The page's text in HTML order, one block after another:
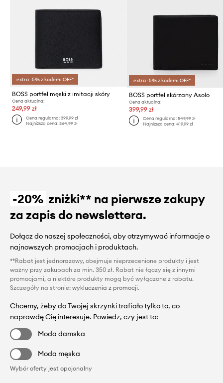
extra -5% z kodem: OFF*
BOSS portfel męski z imitacji skóry
Cena aktualna:
249,99 zł
Cena regularna:399,99 zł
Najniższa cena:264,99 zł
extra -5% z kodem: OFF*
BOSS portfel skórzany Asolo
Cena aktualna:
399,99 zł
Cena regularna: 549,99 zł
Najniższa cena: 419,99 zł
-20% zniżki** na pierwsze zakupy
za zapis do newslettera.
Dołącz do naszej społeczności, aby otrzymywać informacje o
najnowszych promocjach i produktach.
**Rabat jest jednorazowy, obejmuje nieprzecenione produkty i jest
ważny przy zakupach za min. 350 zł. Rabat nie łączy się z innymi
promocjami, a niektóre produkty mogą być wyłączone z rabatu.
Szczegóły na stronie: wykluczenia z promocji.
Chcemy, żeby do Twojej skrzynki trafiało tylko to, co
naprawdę Cię interesuje. Powiedz, czy jest to:
Moda damska
Moda męska
Wybór oferty jest opcjonalny